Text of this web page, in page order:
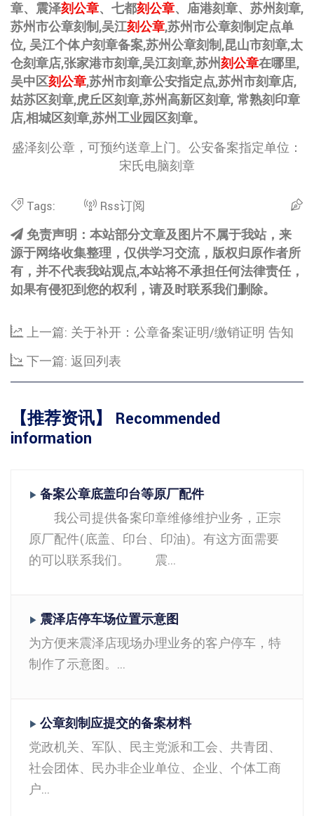
章、震泽刻公章、七都刻公章、庙港刻章、苏州刻章,
苏州市公章刻制,吴江刻公章,苏州市公章刻制定点单
位, 吴江个体户刻章备案,苏州公章刻制,昆山市刻章,太
仓刻章店,张家港市刻章,吴江刻章,苏州刻公章在哪里,
吴中区刻公章,苏州市刻章公安指定点,苏州市刻章店,
姑苏区刻章,虎丘区刻章,苏州高新区刻章, 常熟刻印章
店,相城区刻章,苏州工业园区刻章。
盛泽刻公章，可预约送章上门。公安备案指定单位：
宋氏电脑刻章
Tags:
Rss订阅
免责声明：本站部分文章及图片不属于我站，来
源于网络收集整理，仅供学习交流，版权归原作者所
有，并不代表我站观点,本站将不承担任何法律责任，
如果有侵犯到您的权利，请及时联系我们删除。
上一篇: 关于补开：公章备案证明/缴销证明 告知
下一篇: 返回列表
【推荐资讯】 Recommended
information
▶ 备案公章底盖印台等原厂配件
我公司提供备案印章维修维护业务，正宗
原厂配件(底盖、印台、印油)。有这方面需要
的可以联系我们。 震...
▶ 震泽店停车场位置示意图
为方便来震泽店现场办理业务的客户停车，特
制作了示意图。...
▶ 公章刻制应提交的备案材料
党政机关、军队、民主党派和工会、共青团、
社会团体、民办非企业单位、企业、个体工商
户...